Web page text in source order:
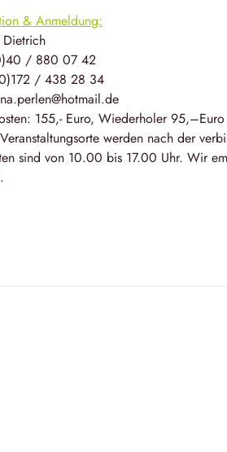
& Anmeldung:
Diet­rich
/ 880 07 42
/ 438 28 34
155,- Euro, Wiederholer 95,–Euro
werden nach der
sind von 10.00 bis 17.00 Uhr. Wir